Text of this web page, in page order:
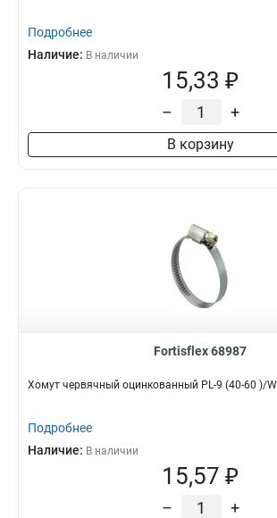
Подробнее
Наличие: В наличии
15,33 ₽
– +
В корзину
Fortisflex 68987
Хомут червячный оцинкованный PL-9 (40-60 )/
Подробнее
Наличие: В наличии
15,57 ₽
– +